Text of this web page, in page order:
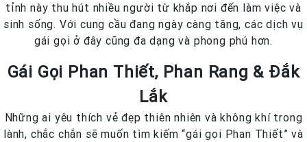
tỉnh này thu hút nhiều người từ khắp nơi đến làm việc và
sinh sống. Với cung cầu đang ngày càng tăng, các dịch vụ
gái gọi ở đây cũng đa dạng và phong phú hơn.
Gái Gọi Phan Thiết, Phan Rang & Đắk
Lắk
Những ai yêu thích vẻ đẹp thiên nhiên và không khí trong
lành, chắc chắn sẽ muốn tìm kiếm “gái gọi Phan Thiết” và